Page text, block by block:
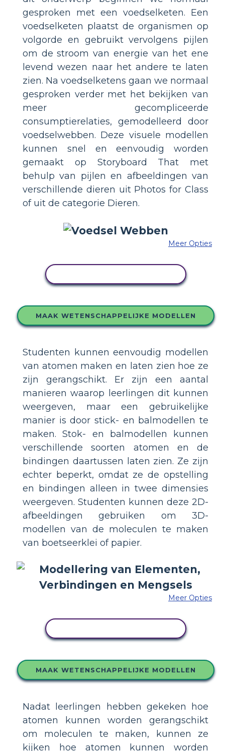
gesproken met een voedselketen. Een
voedselketen plaatst de organismen op
volgorde en gebruikt vervolgens pijlen
om de stroom van energie van het ene
levend wezen naar het andere te laten
zien. Na voedselketens gaan we normaal
gesproken verder met het bekijken van
meer gecompliceerde
consumptierelaties, gemodelleerd door
voedselwebben. Deze visuele modellen
kunnen snel en eenvoudig worden
gemaakt op Storyboard That met
behulp van pijlen en afbeeldingen van
verschillende dieren uit Photos for Class
of uit de categorie Dieren.
Meer Opties
MAAK WETENSCHAPPELIJKE MODELLEN
Studenten kunnen eenvoudig modellen
van atomen maken en laten zien hoe ze
zijn gerangschikt. Er zijn een aantal
manieren waarop leerlingen dit kunnen
weergeven, maar een gebruikelijke
manier is door stick- en balmodellen te
maken. Stok- en balmodellen kunnen
verschillende soorten atomen en de
bindingen daartussen laten zien. Ze zijn
echter beperkt, omdat ze de opstelling
en bindingen alleen in twee dimensies
weergeven. Studenten kunnen deze 2D-
afbeeldingen gebruiken om 3D-
modellen van de moleculen te maken
van boetseerklei of papier.
Meer Opties
MAAK WETENSCHAPPELIJKE MODELLEN
Nadat leerlingen hebben gekeken hoe
atomen kunnen worden gerangschikt
om moleculen te maken, kunnen ze
kijken hoe atomen kunnen worden